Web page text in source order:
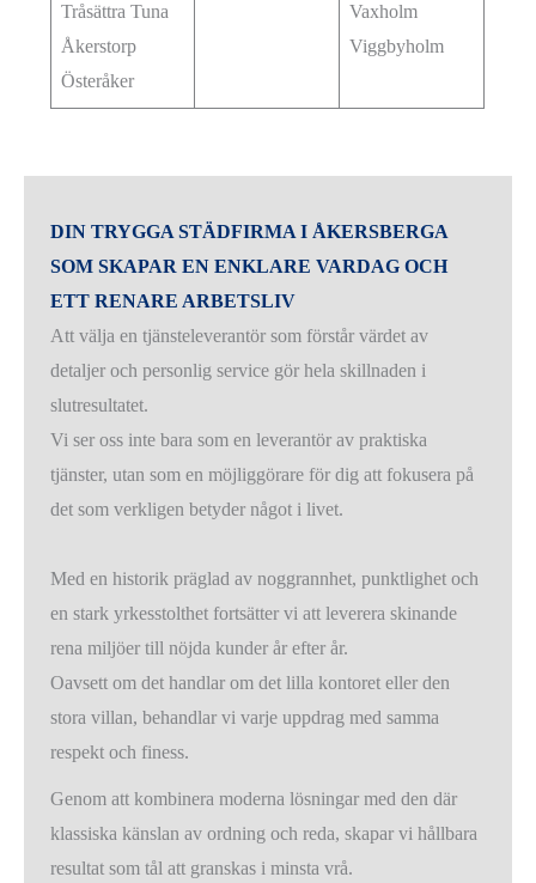
Tråsättra Tuna
Åkerstorp
Österåker
Vaxholm
Viggbyholm
DIN TRYGGA STÄDFIRMA I ÅKERSBERGA
SOM SKAPAR EN ENKLARE VARDAG OCH
ETT RENARE ARBETSLIV
Att välja en tjänsteleverantör som förstår värdet av
detaljer och personlig service gör hela skillnaden i
slutresultatet.
Vi ser oss inte bara som en leverantör av praktiska
tjänster, utan som en möjliggörare för dig att fokusera på
det som verkligen betyder något i livet.
Med en historik präglad av noggrannhet, punktlighet och
en stark yrkesstolthet fortsätter vi att leverera skinande
rena miljöer till nöjda kunder år efter år.
Oavsett om det handlar om det lilla kontoret eller den
stora villan, behandlar vi varje uppdrag med samma
respekt och finess.
Genom att kombinera moderna lösningar med den där
klassiska känslan av ordning och reda, skapar vi hållbara
resultat som tål att granskas i minsta vrå.